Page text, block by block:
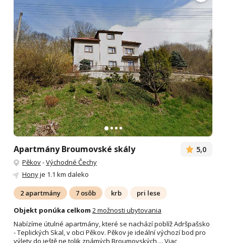
Apartmány Broumovské skály 5,0
Pěkov-Východné Čechy
Honyje 1.1 km daleko
2 apartmány 7 osôb krb
pri lese
Objekt ponúka celkom 2 možnosti ubytovania
Nabízíme útulné apartmány, které se nachází poblíž Adršpašsko
- Teplických Skal, v obci Pěkov. Pěkov je ideální výchozí bod pro
výlety do ještě ne tolik známých Broumovských,... Viac